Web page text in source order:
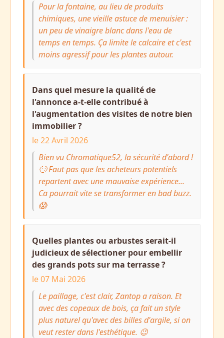
Pour la fontaine, au lieu de produits
chimiques, une vieille astuce de menuisier :
un peu de vinaigre blanc dans l'eau de
temps en temps. Ça limite le calcaire et c'est
moins agressif pour les plantes autour.
Dans quel mesure la qualité de
l'annonce a-t-elle contribué à
l'augmentation des visites de notre bien
immobilier ?
le 22 Avril 2026
Bien vu Chromatique52, la sécurité d'abord !
🙄 Faut pas que les acheteurs potentiels
repartent avec une mauvaise expérience...
Ca pourrait vite se transformer en bad buzz.
😱
Quelles plantes ou arbustes serait-il
judicieux de sélectioner pour embellir
des grands pots sur ma terrasse ?
le 07 Mai 2026
Le paillage, c'est clair, Zantop a raison. Et
avec des copeaux de bois, ça fait un style
plus naturel qu'avec des billes d'argile, si on
veut rester dans l'esthétique. 😉